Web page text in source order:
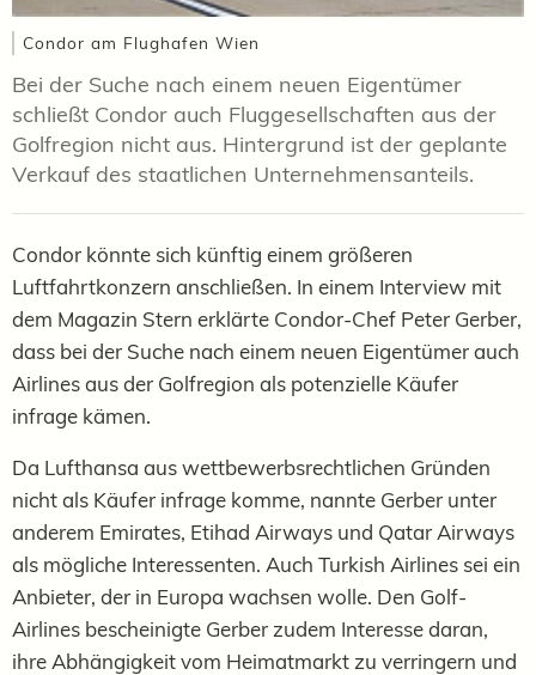
Condor am Flughafen Wien
Bei der Suche nach einem neuen Eigentümer
schließt Condor auch Fluggesellschaften aus der
Golfregion nicht aus. Hintergrund ist der geplante
Verkauf des staatlichen Unternehmensanteils.
Condor könnte sich künftig einem größeren
Luftfahrtkonzern anschließen. In einem Interview mit
dem Magazin Stern erklärte Condor-Chef Peter Gerber,
dass bei der Suche nach einem neuen Eigentümer auch
Airlines aus der Golfregion als potenzielle Käufer
infrage kämen.
Da Lufthansa aus wettbewerbsrechtlichen Gründen
nicht als Käufer infrage komme, nannte Gerber unter
anderem Emirates, Etihad Airways und Qatar Airways
als mögliche Interessenten. Auch Turkish Airlines sei ein
Anbieter, der in Europa wachsen wolle. Den Golf-
Airlines bescheinigte Gerber zudem Interesse daran,
ihre Abhängigkeit vom Heimatmarkt zu verringern und